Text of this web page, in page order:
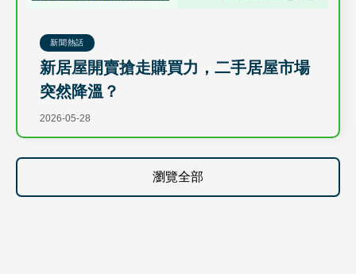
新聞熱話
新居屋開賣搶走購買力，二手居屋市場
突然降溫？
2026-05-28
瀏覽全部